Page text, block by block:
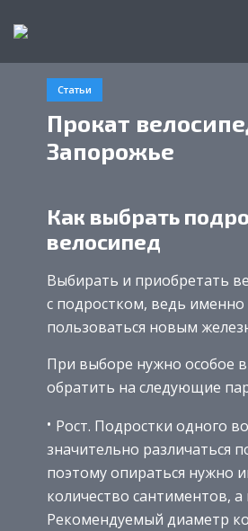
Статьи
Прокат
Запорожье
Как выбрать
велосипед
Выбирать и приобретать
с подростком, ведь именно
пользоваться новым
При выборе нужно особое
обратить на следующие
Рост. Подростки одного
значительно различаться
поэтому опираться нужно
количество сантиментов, а
Рекомендуемый диаметр